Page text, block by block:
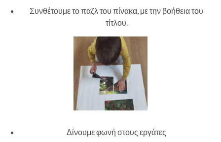
Συνθέτουμε το παζλ του πίνακα, με την βοήθεια του
τίτλου.
Δίνουμε φωνή στους εργάτες